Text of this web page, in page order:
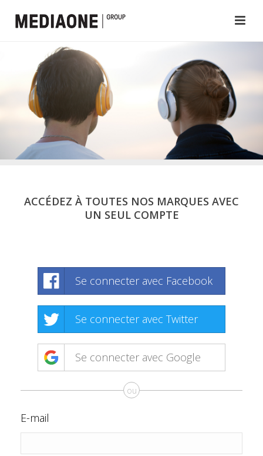
ACCÉDEZ À TOUTES NOS MARQUES AVEC
UN SEUL COMPTE
Se connecter avec Facebook
Se connecter avec Twitter
Se connecter avec Google
ou
E-mail